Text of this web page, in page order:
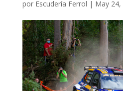
por Escudería Ferrol | May 24,